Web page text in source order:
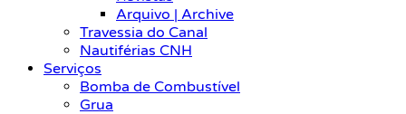
Arquivo | Archive
Travessia do Canal
Nautiférias CNH
Serviços
Bomba de Combustível
Grua